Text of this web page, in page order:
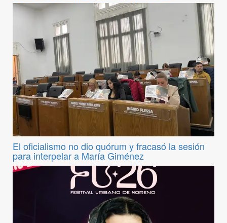
El oficialismo no dio quórum y fracasó la sesión
para interpelar a María Giménez